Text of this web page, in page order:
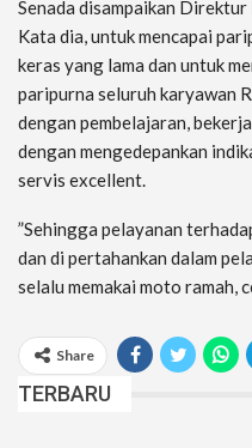
Senada disampaikan
Kata dia, untuk mencapai
keras yang lama dan untuk
paripurna seluruh karyawan
dengan pembelajaran,
dengan mengedepankan
servis excellent.
”Sehingga pelayanan
dan di pertahankan dalam
selalu memakai moto ramah,
Share
TERBARU